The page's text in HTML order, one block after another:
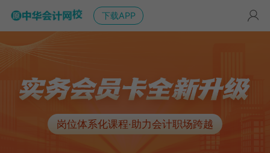
下载APP
岗位体系化课程·助力会计职场跨越